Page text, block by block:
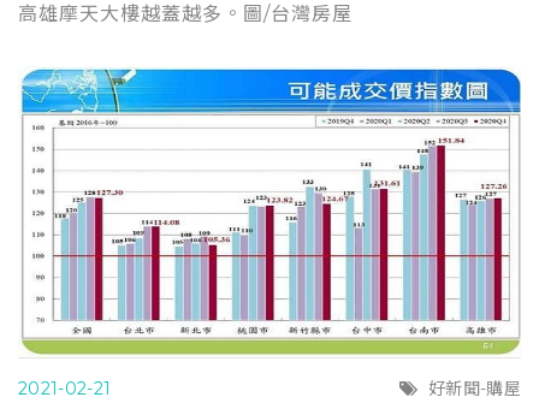
高雄摩天大樓越蓋越多。圖/台灣房屋
2021-02-21 好新聞-購屋